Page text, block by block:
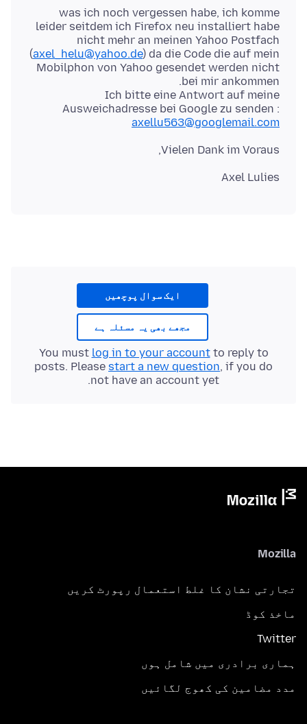
was ich noch vergessen habe, ich komme
leider seitdem ich Firefox neu installiert habe
nicht mehr an meinen Yahoo Postfach
(axel_helu@yahoo.de) da die Code die auf mein
Mobilphon von Yahoo gesendet werden nicht
Ich bitte eine Antwort auf meine
Ausweichadresse bei Google zu senden :
axellu563@googlemail.com
Vielen Dank im Voraus,
Axel Lulies
ایک سوال پوچھیں
مجھے بھی یہ مسئلہ ہے
You must log in to your accountto reply to
posts. Please start a new question, if you do
not have an account yet.
Mozilla
تجارتی نشان کا غلط استعمال رپورٹ کریں
ماخذ کوڈ
Twitter
ہماری برادری میں شامل ہوں
مدد مضامین کی کھوج لگائیں